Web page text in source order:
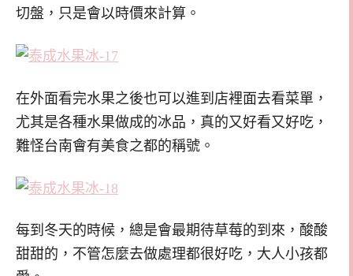
切盤，只是會以時價來計算。
在外面看完水果之後也可以進到店裡面去看菜單，
尤其是各種水果做成的冰品，真的又好看又好吃，
難怪台南會有美食之都的稱號。
每到冬天的時候，總是會最期待草莓的到來，酸酸
甜甜的，不管怎麼去做處理都很好吃，大人小孩都